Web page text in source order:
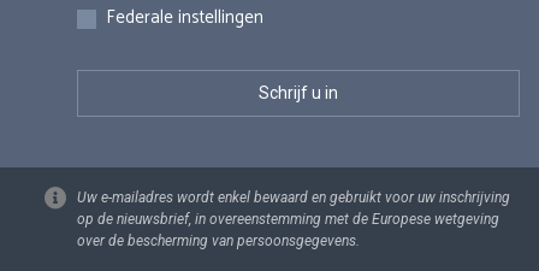
Federale instellingen
Uw e-mailadres wordt enkel bewaard en gebruikt voor uw inschrijving
op de nieuwsbrief, in overeenstemming met de Europese wetgeving
over de bescherming van persoonsgegevens.